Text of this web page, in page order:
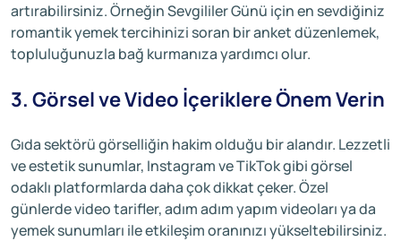
artırabilirsiniz. Örneğin Sevgililer Günü için en sevdiğiniz
romantik yemek tercihinizi soran bir anket düzenlemek,
topluluğunuzla bağ kurmanıza yardımcı olur.
3. Görsel ve Video İçeriklere Önem Verin
Gıda sektörü görselliğin hakim olduğu bir alandır. Lezzetli
ve estetik sunumlar, Instagram ve TikTok gibi görsel
odaklı platformlarda daha çok dikkat çeker. Özel
günlerde video tarifler, adım adım yapım videoları ya da
yemek sunumları ile etkileşim oranınızı yükseltebilirsiniz.